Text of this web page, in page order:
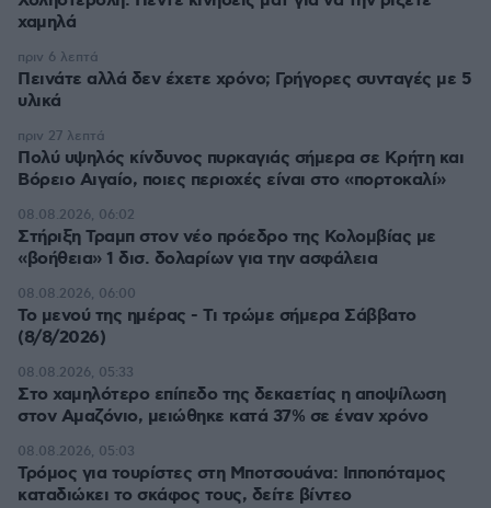
χαμηλά
Πεινάτε αλλά δεν έχετε χρόνο; Γρήγορες συνταγές με 5
υλικά
πριν 6 λεπτά
Πολύ υψηλός κίνδυνος πυρκαγιάς σήμερα σε Κρήτη και
Βόρειο Αιγαίο, ποιες περιοχές είναι στο «πορτοκαλί»
πριν 27 λεπτά
Στήριξη Τραμπ στον νέο πρόεδρο της Κολομβίας με
«βοήθεια» 1 δισ. δολαρίων για την ασφάλεια
08.08.2026, 06:02
Το μενού της ημέρας - Τι τρώμε σήμερα Σάββατο
(8/8/2026)
08.08.2026, 06:00
Στο χαμηλότερο επίπεδο της δεκαετίας η αποψίλωση
στον Αμαζόνιο, μειώθηκε κατά 37% σε έναν χρόνο
08.08.2026, 05:33
Τρόμος για τουρίστες στη Μποτσουάνα: Ιπποπόταμος
καταδιώκει το σκάφος τους, δείτε βίντεο
08.08.2026, 05:03